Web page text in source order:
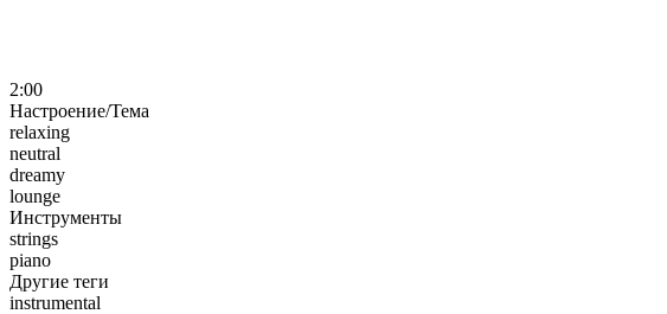
2:00
Настроение/Тема
relaxing
neutral
dreamy
lounge
Инструменты
strings
piano
Другие теги
instrumental